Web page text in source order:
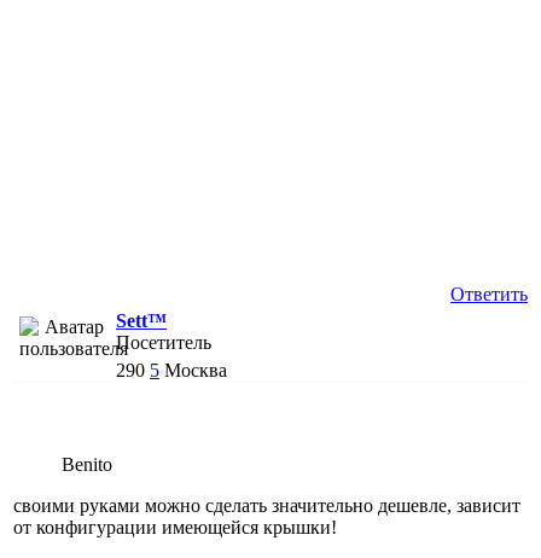
Ответить
Sett™
Посетитель
290 5 Москва
Benito
своими руками можно сделать значительно дешевле, зависит
от конфигурации имеющейся крышки!